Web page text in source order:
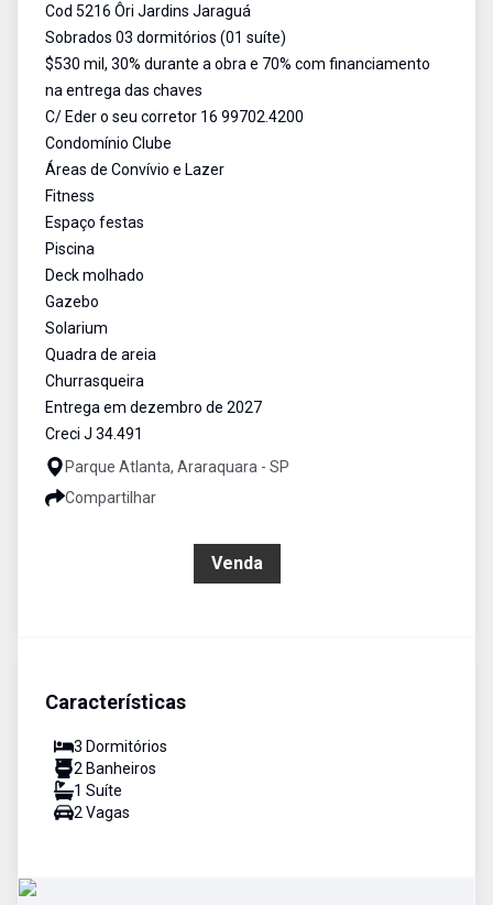
Cod 5216 Ôri Jardins Jaraguá
Sobrados 03 dormitórios (01 suíte)
$530 mil, 30% durante a obra e 70% com financiamento
na entrega das chaves
C/ Eder o seu corretor 16 99702.4200
Condomínio Clube
Áreas de Convívio e Lazer
Fitness
Espaço festas
Piscina
Deck molhado
Gazebo
Solarium
Quadra de areia
Churrasqueira
Entrega em dezembro de 2027
Creci J 34.491
Parque Atlanta, Araraquara - SP
Compartilhar
Venda
Características
3 Dormitórios
2 Banheiros
1 Suíte
2 Vagas